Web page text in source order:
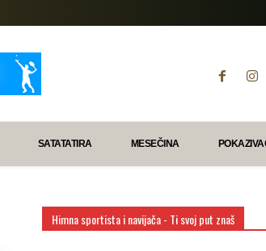
SATATATIRA MESEČINA
Himna sportista i navijača - Ti svoj put znaš